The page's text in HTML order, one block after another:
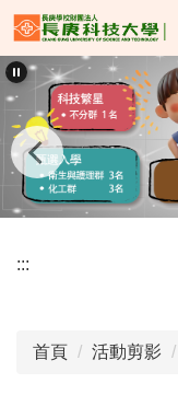
跳
到
主
要
內
容
區
:::
首頁 活動剪影